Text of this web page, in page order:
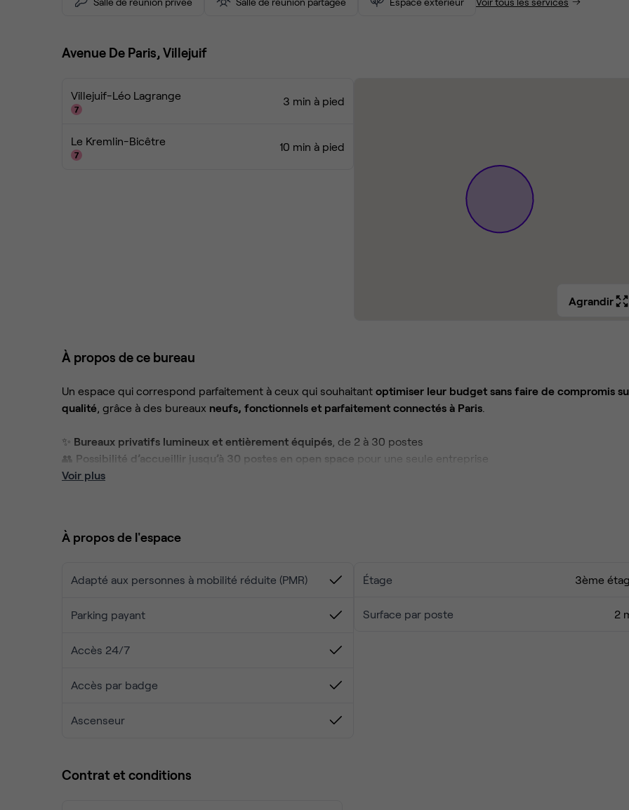
Avenue De Paris, Villejuif
Villejuif-Léo Lagrange 3 min à pied
Le Kremlin-Bicêtre 10 min à pied
Agrandir
À propos de ce bureau
Un espace qui correspond parfaitement à ceux qui souhaitant optimiser leur budget sans faire de compromis
qualité, grâce à des bureaux neufs, fonctionnels et parfaitement connectés à Paris
✨ Bureaux privatifs lumineux et entièrement équipés, de 2 à 30 postes
👥 Possibilité d’accueillir jusqu’à 30 postes en open space pour une seule entreprise
🔀2 salles de réunion (12 personnes)
📍Une localisation stratégique
15 minutesdesGares de Lyon et d’Austerlitz
– Un immeuble récent, fonctionnel et agréable , idéal pour les équipes
Un lieu efficace, accessible et prêt à l’emploi pour accompagner votre croissance croissance.
Voir plus
À propos de l'espace
Adapté aux personnes à mobilité réduite (PMR)
Parking payant
Accès 24/7
Accès par badge
Ascenseur
Étage 3ème
Surface par poste 2
Contrat et conditions